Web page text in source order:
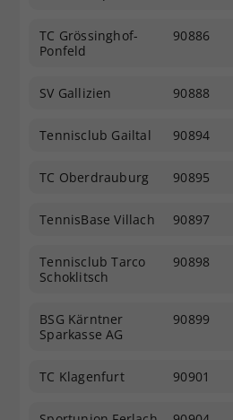
TC Grössinghof-
Ponfeld
90886
SV Gallizien 90888
Tennisclub Gailtal 90894
TC Oberdrauburg 90895
TennisBase Villach 90897
Tennisclub Tarco
Schoklitsch
90898
BSG Kärntner
Sparkasse AG
90899
TC Klagenfurt 90901